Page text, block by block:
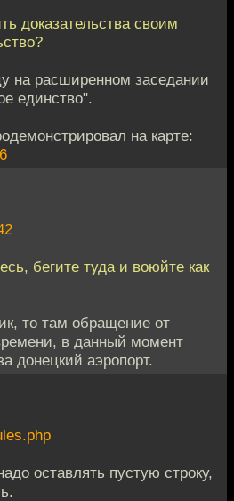
доказательства своим
на расширенном заседании
единство".
на карте:
бегите туда и воюйте как
то там обращение от
в данный момент
донецкий аэропорт.
оставлять пустую строку,